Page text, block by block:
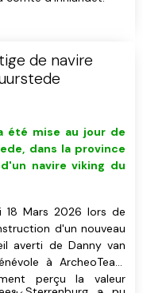
de navire
été mise au jour de
dans la province
navire viking du
18 Mars 2026 lors de
d'un nouveau
averti de Danny van
à ArcheoTeam
perçu la valeur